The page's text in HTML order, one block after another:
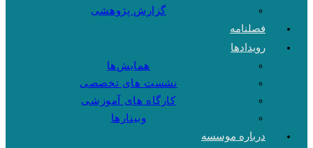
گزارش پژوهشی
فصلنامه
رویدادها
همایش‌ها
نشست های تخصصی
کارگاه های آموزشی
وبینارها
درباره موسسه